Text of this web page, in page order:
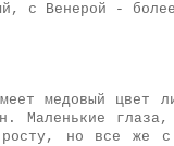
с Венерой -
медовый
Маленькие
росту, но все же